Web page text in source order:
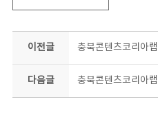
이전글
다음글 충북콘텐츠코리아